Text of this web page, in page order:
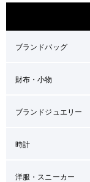
ブランドバッグ
財布・小物
ブランドジュエリー
時計
洋服・スニーカー